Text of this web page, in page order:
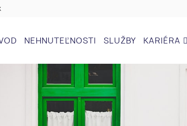
NEHNUTEĽNOSTI SLUŽBY KARIÉRA